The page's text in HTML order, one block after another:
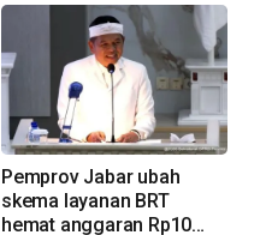
Pemprov Jabar ubah
skema layanan BRT
hemat anggaran Rp10